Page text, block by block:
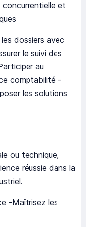
concurrentielle et
dossiers avec
le suivi des
au
comptabilité -
les solutions
ou technique,
réussie dans la
-Maîtrisez les